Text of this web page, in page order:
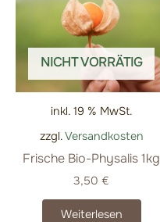
NICHT VORRÄTIG
inkl. 19 % MwSt.
zzgl.Versandkosten
Frische Bio-Physalis 1kg
3,50 €
Weiterlesen